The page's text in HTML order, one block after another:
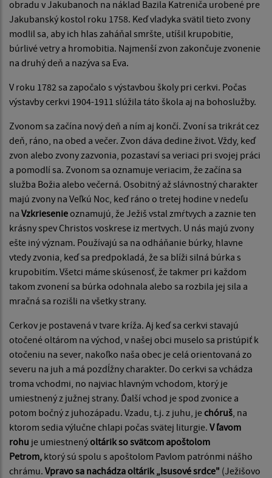
obradu v Jakubanoch na náklad Bazila Katreniča urobené pre
Jakubanský kostol roku 1758. Keď vladyka svätil tieto zvony
modlil sa, aby ich hlas za­háňal smršte, utíšil krupobitie,
búrlivé vetry a hromobitia. Najmenší zvon zakončuje zvonenie
na druhý deň a nazýva sa Eva.
V roku 1782 sa započalo s výstavbou školy pri cerkvi. Počas
výstav­by cerkvi 1904-1911 slúžila táto škola aj na bohoslužby.
Zvonom sa začína nový deň a ním aj končí. Zvoní sa trikrát cez
deň, ráno, na obed a večer. Zvon dáva dedine život. Vždy, keď
zvon alebo zvo­ny zazvonia, pozastaví sa veriaci pri svojej práci
a pomodlí sa. Zvonom sa oznamuje veriacim, že začína sa
služba Božia alebo večerná. Osobitný až slávnostný charakter
majú zvony na Veľkú Noc, keď ráno o tretej hodine v nedeľu
na Vzkriesenieoznamujú, že Ježiš vstal zmŕtvych a zaznie ten
krásny spev Christos voskrese iz mertvych. U nás majú zvony
ešte iný význam. Používajú sa na odháňanie búrky, hlavne
vtedy zvonia, keď sa predpokladá, že sa blíži silná búrka s
krupobitím. Všetci máme skúsenosť, že takmer pri každom
takom zvonení sa búrka odohnala alebo sa rozbila jej sila a
mračná sa rozišli na všetky strany.
Cerkov je postavená v tvare kríža. Aj keď sa cerkvi stavajú
otočené ol­tárom na východ, v našej obci muselo sa pristúpiť k
otočeniu na sever, na­koľko naša obec je celá orientovaná zo
severu na juh a má pozdĺžny charakter. Do cerkvi sa vchádza
troma vchodmi, no najviac hlavným vchodom, ktorý je
umiestnený z južnej strany. Ďalší vchod je spod zvonice a
potom bočný z juhozápadu. Vzadu, t.j. z juhu, jechóruš, na
ktorom sedia výluč­ne chlapi počas svätej liturgie. V ľavom
rohu je umiestnenýoltárik so svätcom apoštolom
Petrom, ktorý sú spolu s apoštolom Pavlom patrónmi nášho
chrámu. Vpravo sa nachádza oltárik „Isusové srdce" (Ježišovo